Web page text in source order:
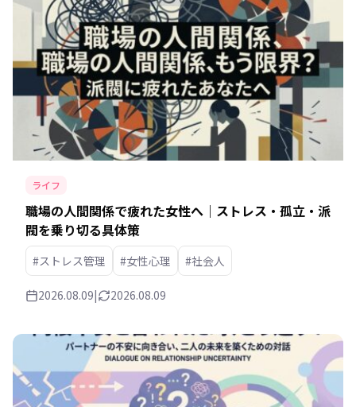
ライフ
職場の人間関係で疲れた女性へ｜ストレス・孤立・派
閥を乗り切る具体策
#ストレス管理 #女性心理 #社会人
2026.08.09| 2026.08.09